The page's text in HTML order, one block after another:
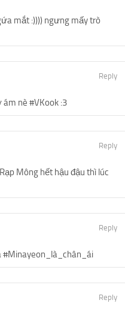
mắt :)))) ngưng mấy trò
Reply
nè #VKook :3
Reply
Mông hết hậu đậu thì lúc
Reply
#Minayeon_là_chân_ái
Reply